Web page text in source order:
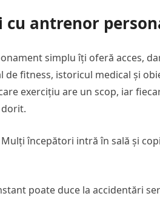
cu antrenor
simplu îți oferă acces,
fitness, istoricul medical și
exercițiu are un scop, iar
începători intră în sală și
poate duce la accidentări